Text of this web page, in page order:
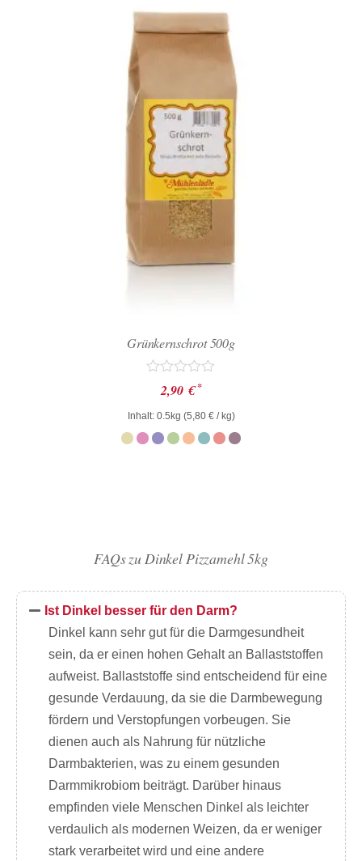
Grünkernschrot 500g
Bewertet
mit
0
von
5
2,90 € *
Inhalt: 0.5kg (5,80 €/ kg)
FAQs zu Dinkel Pizzamehl 5kg
Ist Dinkel besser für den Darm?
Dinkel kann sehr gut für die Darmgesundheit
sein, da er einen hohen Gehalt an Ballaststoffen
aufweist. Ballaststoffe sind entscheidend für eine
gesunde Verdauung, da sie die Darmbewegung
fördern und Verstopfungen vorbeugen. Sie
dienen auch als Nahrung für nützliche
Darmbakterien, was zu einem gesunden
Darmmikrobiom beiträgt. Darüber hinaus
empfinden viele Menschen Dinkel als leichter
verdaulich als modernen Weizen, da er weniger
stark verarbeitet wird und eine andere